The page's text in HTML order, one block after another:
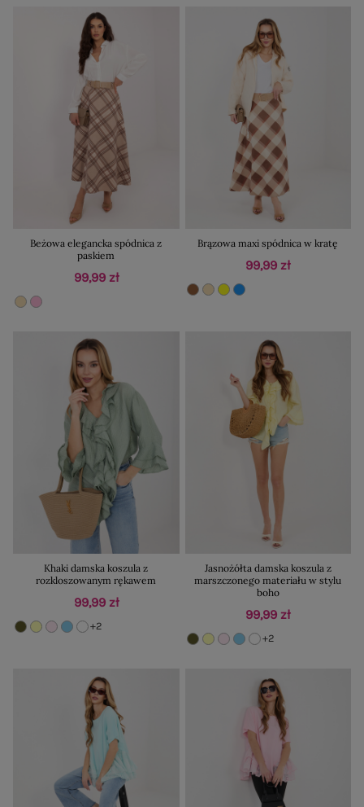
Beżowa elegancka spódnica z
paskiem
99,99 zł
Brązowa maxi spódnica w kratę
99,99 zł
Khaki damska koszula z
rozkloszowanym rękawem
99,99 zł
+2
Jasnożółta damska koszula z
marszczonego materiału w stylu
boho
99,99 zł
+2